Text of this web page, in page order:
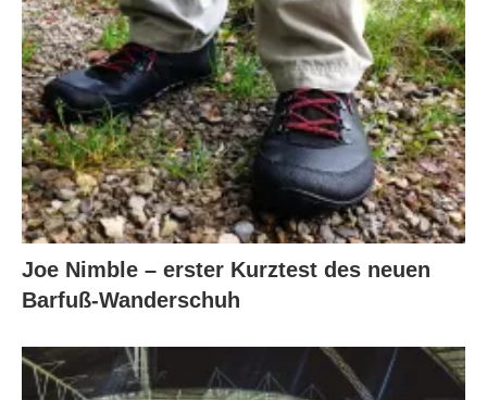
Joe Nimble – erster Kurztest des neuen
Barfuß-Wanderschuh